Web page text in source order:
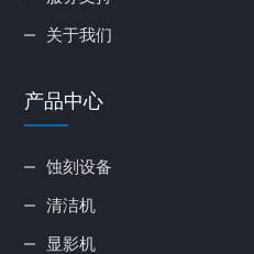
关于我们
产品中心
蚀刻设备
清洁机
显影机